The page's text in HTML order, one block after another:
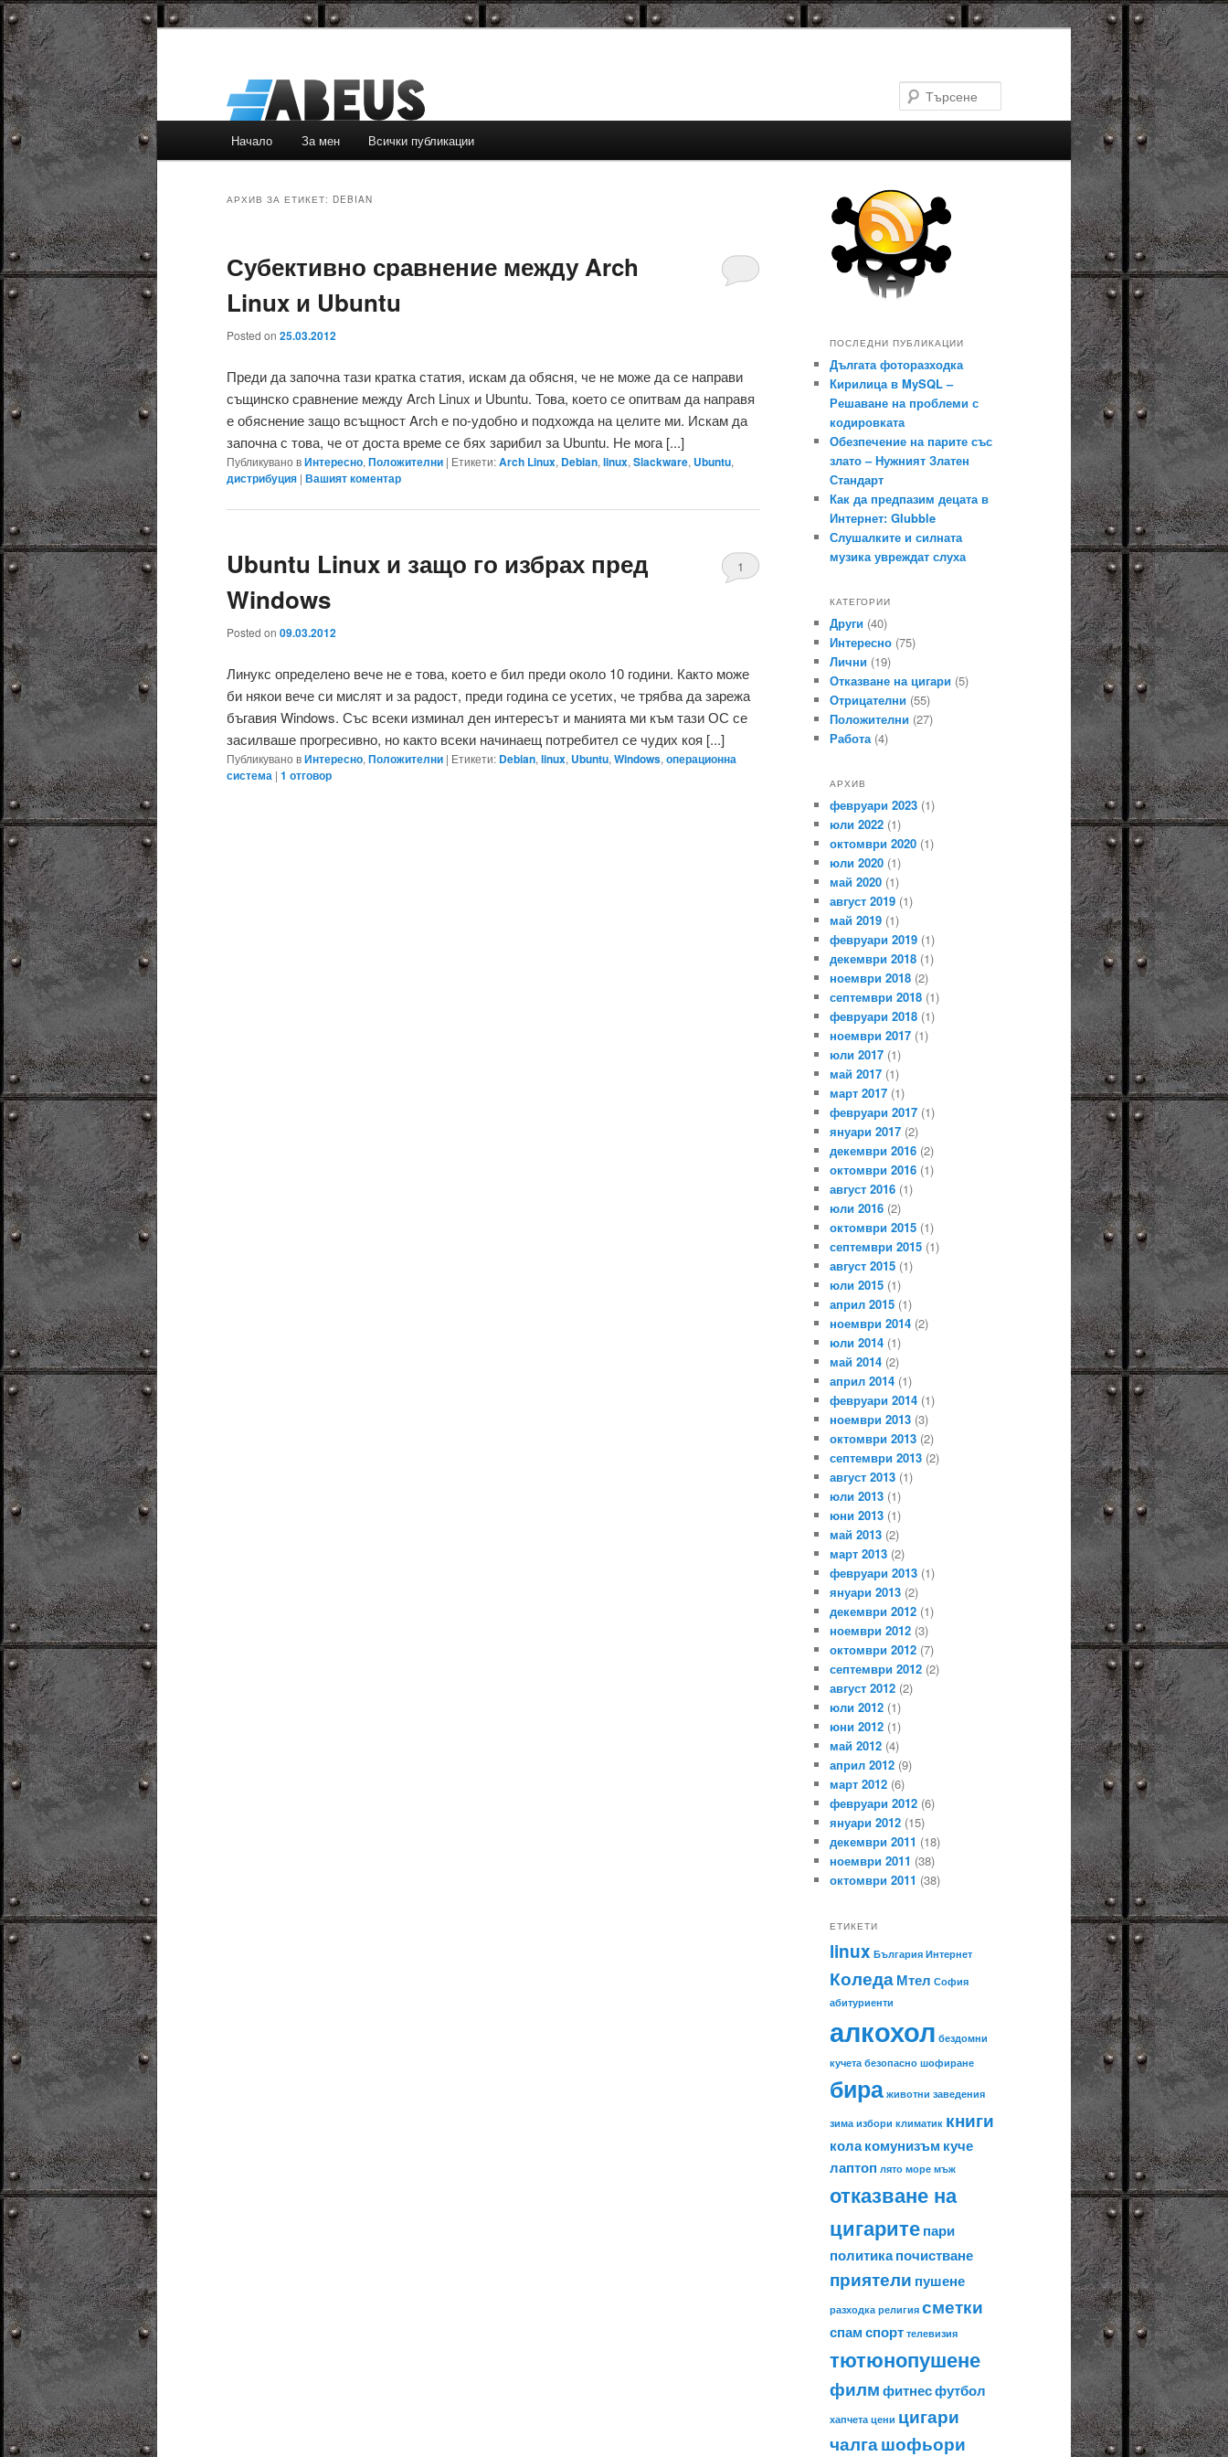
Към
Към
Начало За мен Всички публикации
АРХИВ ЗА ЕТИКЕТ: DEBIAN
Субективно сравнение между Arch
Linux и Ubuntu
Posted on 25.03.2012
Преди да започна тази кратка статия, искам да обясня, че не може да се направи
същинско сравнение между Arch Linux и Ubuntu. Това, което се опитвам да направя
е обяснение защо всъщност Arch е по-удобно и подхожда на целите ми. Искам да
започна с това, че от доста време се бях зарибил за Ubuntu. Не мога [...]
Публикувано вИнтересно, Положителни | Етикети:Arch Linux, Debian, linux, Slackware, Ubuntu,
дистрибуция | Вашият коментар
Ubuntu Linux и защо го избрах пред
Windows
Posted on 09.03.2012
1
Линукс определено вече не е това, което е бил преди около 10 години. Както може
би някои вече си мислят и за радост, преди година се усетих, че трябва да зарежа
бъгавия Windows. Със всеки изминал ден интересът и манията ми към тази ОС се
засилваше прогресивно, но както всеки начинаещ потребител се чудих коя [...]
Публикувано вИнтересно, Положителни | Етикети: Debian, linux, Ubuntu, Windows, операционна
система | 1 отговор
ПОСЛЕДНИ ПУБЛИКАЦИИ
Дългата фоторазходка
Кирилица в MySQL –
Решаване на проблеми с
кодировката
Обезпечение на парите със
злато – Нужният Златен
Стандарт
Как да предпазим децата в
Интернет: Glubble
Слушалките и силната
музика увреждат слуха
КАТЕГОРИИ
Други (40)
Интересно (75)
Лични (19)
Отказване на цигари (5)
Отрицателни (55)
Положителни (27)
Работа(4)
АРХИВ
февруари 2023 (1)
юли 2022 (1)
октомври 2020 (1)
юли 2020 (1)
май 2020 (1)
август 2019 (1)
май 2019 (1)
февруари 2019 (1)
декември 2018 (1)
ноември 2018 (2)
септември 2018 (1)
февруари 2018 (1)
ноември 2017 (1)
юли 2017 (1)
май 2017 (1)
март 2017 (1)
февруари 2017 (1)
януари 2017 (2)
декември 2016 (2)
октомври 2016 (1)
август 2016 (1)
юли 2016 (2)
октомври 2015 (1)
септември 2015 (1)
август 2015 (1)
юли 2015 (1)
април 2015 (1)
ноември 2014 (2)
юли 2014 (1)
май 2014 (2)
април 2014 (1)
февруари 2014 (1)
ноември 2013 (3)
октомври 2013 (2)
септември 2013 (2)
август 2013 (1)
юли 2013 (1)
юни 2013 (1)
май 2013 (2)
март 2013 (2)
февруари 2013 (1)
януари 2013 (2)
декември 2012 (1)
ноември 2012 (3)
октомври 2012 (7)
септември 2012 (2)
август 2012 (2)
юли 2012 (1)
юни 2012 (1)
май 2012 (4)
април 2012 (9)
март 2012 (6)
февруари 2012 (6)
януари 2012 (15)
декември 2011 (18)
ноември 2011 (38)
октомври 2011 (38)
ЕТИКЕТИ
linux България Интернет
КоледаМтел София
абитуриенти
алкохол бездомни
кучета безопасно шофиране
бира животни заведения
зима избори климатик книги
колакомунизъм куче
лаптоп лято море мъж
отказване на
цигаритепари
политикапочистване
приятели пушене
разходка религия сметки
спамспорт телевизия
тютюнопушене
филмфитнесфутбол
хапчета цени цигари
чалгашофьори